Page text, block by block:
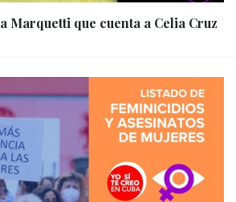
Marquetti que cuenta a Celia Cruz